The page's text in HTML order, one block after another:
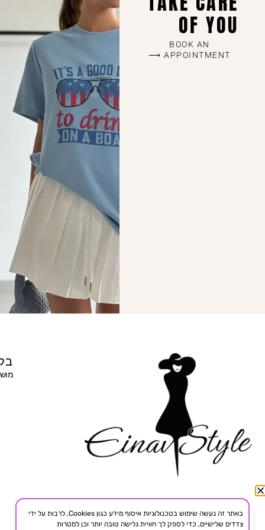
OF YOU
BOOK AN
APPOINTMENT ⟶
באתר זה נעשה שימוש בטכנולוגיות איסוף מידע כגון Cookies, לרבות על ידי
צדדים שלישיים, כדי לספק לך חוויית גלישה טובה יותר וכן למטרות